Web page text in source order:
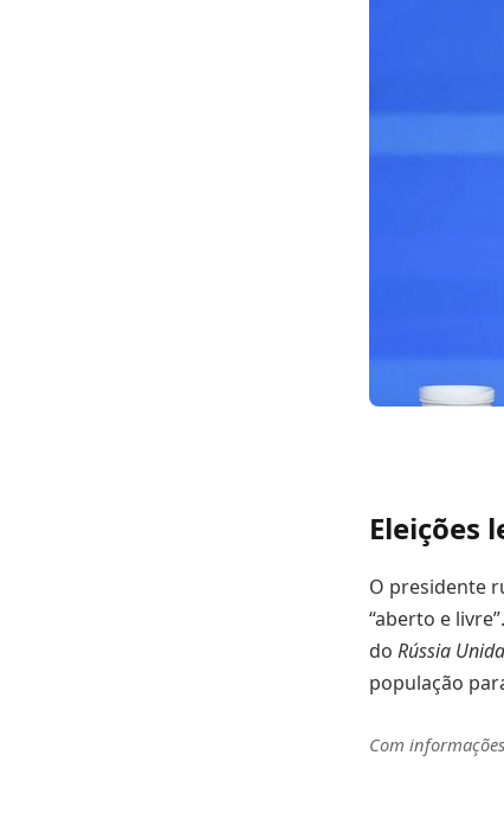
Eleições
O presidente
“aberto e
do Rússia Unida
população
Com